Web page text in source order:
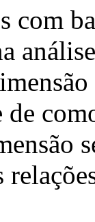
com
de